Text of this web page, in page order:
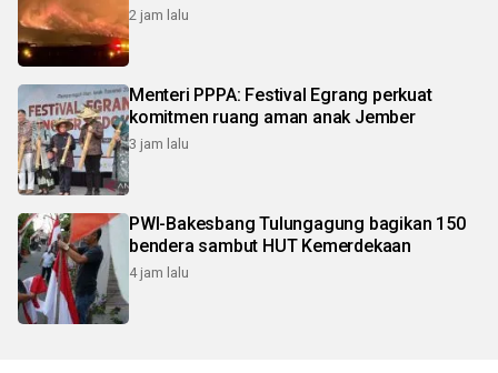
2 jam lalu
Menteri PPPA: Festival Egrang perkuat
komitmen ruang aman anak Jember
3 jam lalu
PWI-Bakesbang Tulungagung bagikan 150
bendera sambut HUT Kemerdekaan
4 jam lalu